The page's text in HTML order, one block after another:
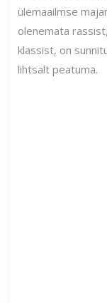
ülemaailmse
olenemata
klassist, on
lihtsalt peatuma.